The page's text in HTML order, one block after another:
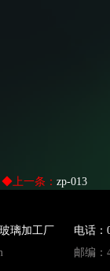
◆上一条： zp-013
璃加工厂
电话：
邮编：